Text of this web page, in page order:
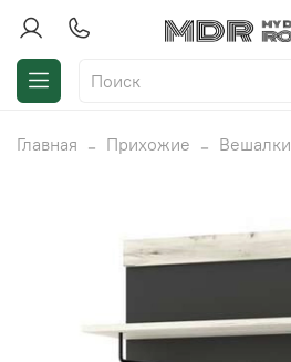
Главная Прихожие Вешалки